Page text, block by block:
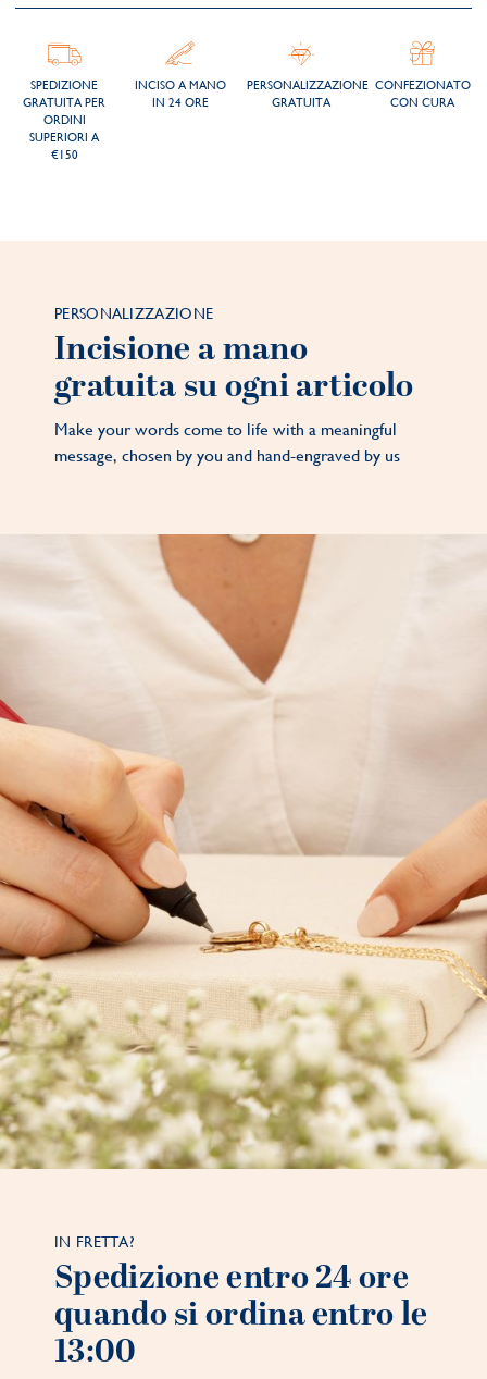
SPEDIZIONE
GRATUITA PER
ORDINI
SUPERIORI A
€150
INCISO A MANO
IN 24 ORE
PERSONALIZZAZIONE
GRATUITA
CONFEZIONATO
CON CURA
PERSONALIZZAZIONE
Incisione a mano
gratuita su ogni articolo
Make your words come to life with a meaningful
message, chosen by you and hand-engraved by us
IN FRETTA?
Spedizione entro 24 ore
quando si ordina entro le
13:00